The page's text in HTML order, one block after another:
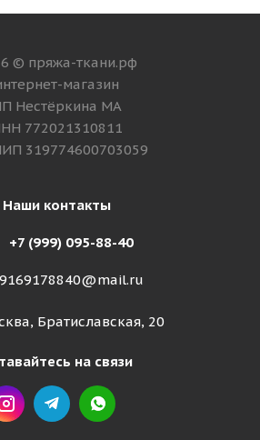
© пряжа-ткани.рф
магазин
Нестёркина МА
772021310811
319774600703059
Наши контакты
+7 (999) 095-88-40
9169178840@mail.ru
Братиславская, 20
на связи